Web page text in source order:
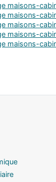
Trégor